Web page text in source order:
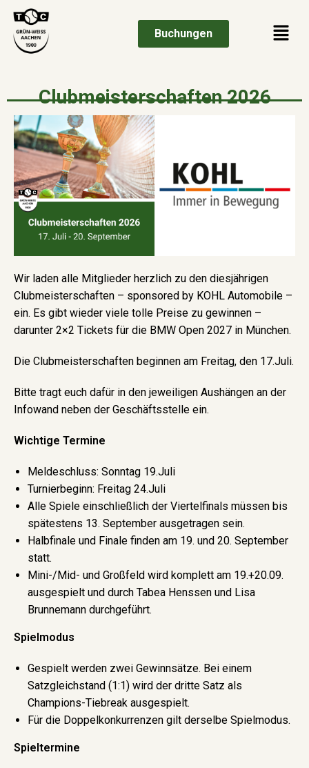
Buchungen
Clubmeisterschaften 2026
Wir laden alle Mitglieder herzlich zu den diesjährigen
Clubmeisterschaften – sponsored by KOHL Automobile –
ein. Es gibt wieder viele tolle Preise zu gewinnen –
darunter 2×2 Tickets für die BMW Open 2027 in München.
Die Clubmeisterschaften beginnen am Freitag, den 17.Juli.
Bitte tragt euch dafür in den jeweiligen Aushängen an der
Infowand neben der Geschäftsstelle ein.
Wichtige Termine
Meldeschluss: Sonntag 19.Juli
Turnierbeginn: Freitag 24.Juli
Alle Spiele einschließlich der Viertelfinals müssen bis
spätestens 13. September ausgetragen sein.
Halbfinale und Finale finden am 19. und 20. September
statt.
Mini-/Mid- und Großfeld wird komplett am 19.+20.09.
ausgespielt und durch Tabea Henssen und Lisa
Brunnemann durchgeführt.
Spielmodus
Gespielt werden zwei Gewinnsätze. Bei einem
Satzgleichstand (1:1) wird der dritte Satz als
Champions-Tiebreak ausgespielt.
Für die Doppelkonkurrenzen gilt derselbe Spielmodus.
Spieltermine